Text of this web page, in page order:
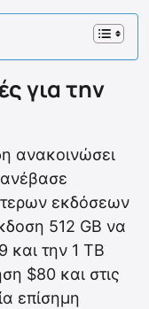
για την
ανακοινώσει
ανέβασε
εκδόσεων
512 GB να
και την 1 TB
$80 και στις
επίσημη